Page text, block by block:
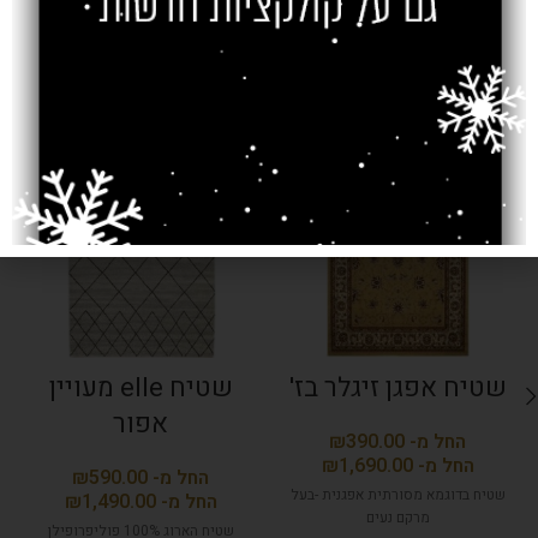
מוצרים קשורים
SOLD OUT
שטיח אפגן זיגלר בז'
₪
₪
שטיח בדוגמא מסורתית אפגנית -בעל
מרקם נעים
SOLD OUT
שטיח elle מעויין
אפור
₪
₪
שטיח הארוג 100% פוליפרופילן